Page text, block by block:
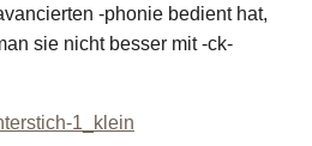
-phonie bedient hat,
sie nicht besser mit -ck-